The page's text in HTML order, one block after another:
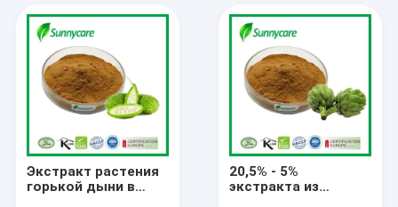
Экстракт растения
горькой дыни в
20,5% - 5%
экстракта из